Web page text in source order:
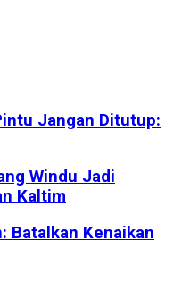
Jangan Ditutup:
Windu Jadi
Kaltim
Batalkan Kenaikan